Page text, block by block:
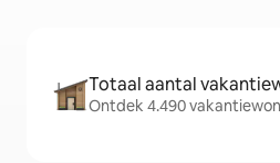
Totaal aantal
Ontdek 4.490